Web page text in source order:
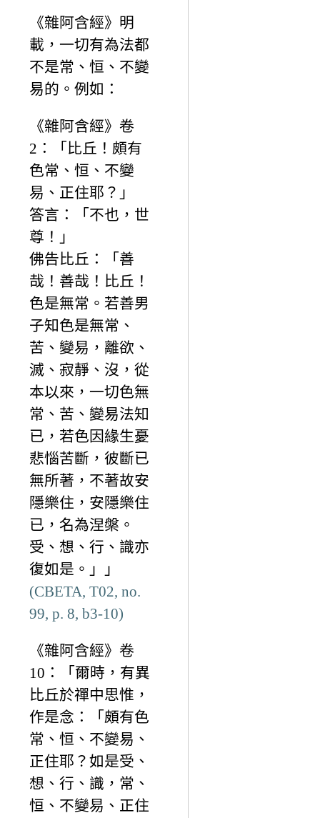
《雜阿含經》明
載，一切有為法都
不是常、恒、不變
易的。例如：
《雜阿含經》卷
2：「比丘！頗有
色常、恒、不變
易、正住耶？」
答言：「不也，世
尊！」
佛告比丘：「善
哉！善哉！比丘！
色是無常。若善男
子知色是無常、
苦、變易，離欲、
滅、寂靜、沒，從
本以來，一切色無
常、苦、變易法知
已，若色因緣生憂
悲惱苦斷，彼斷已
無所著，不著故安
隱樂住，安隱樂住
已，名為涅槃。
受、想、行、識亦
復如是。」」
(CBETA, T02, no.
99, p. 8, b3-10)
《雜阿含經》卷
10：「爾時，有異
比丘於禪中思惟，
作是念：「頗有色
常、恒、不變易、
正住耶？如是受、
想、行、識，常、
恒、不變易、正住